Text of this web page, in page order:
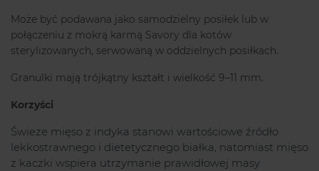
Może być podawana jako samodzielny posiłek lub w
połączeniu z mokrą karmą Savory dla kotów
sterylizowanych, serwowaną w oddzielnych posiłkach.
Granulki mają trójkątny kształt i wielkość 9–11 mm.
Korzyści
Świeże mięso z indyka stanowi wartościowe źródło
lekkostrawnego i dietetycznego białka, natomiast mięso
z kaczki wspiera utrzymanie prawidłowej masy